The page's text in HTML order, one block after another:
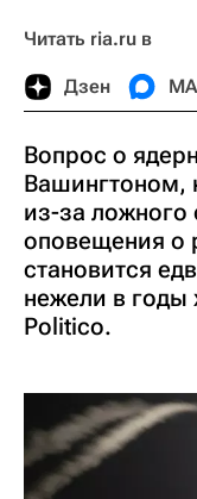
Читать ria.ru в
Дзен
Вопрос о
Вашингтоном,
из-за ложного
оповещения о
становится
нежели в
Politico.